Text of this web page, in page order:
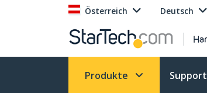
Österreich Deutsch
Produkte Support